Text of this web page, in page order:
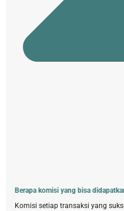
Berapa komisi yang bisa
Komisi setiap transaksi yang